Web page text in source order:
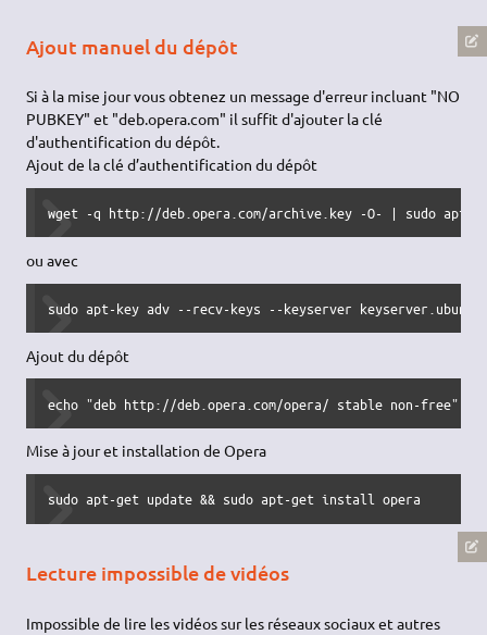
Ajout manuel du dépôt
Si à la mise jour vous obtenez un message d'erreur incluant "NO
PUBKEY" et "deb.opera.com" il suffit d'ajouter la clé
d'authentification du dépôt.
Ajout de la clé d’authentification du dépôt
wget -q http://deb.opera.com/archive.key -O- | sudo apt-
ou avec
sudo apt-key adv --recv-keys --keyserver
Ajout du dépôt
echo "deb http://deb.opera.com/opera/ stable non-free"
Mise à jour et installation de Opera
sudo apt-get update && sudo apt-get install opera
Lecture impossible de vidéos
Impossible de lire les vidéos sur les réseaux sociaux et autres